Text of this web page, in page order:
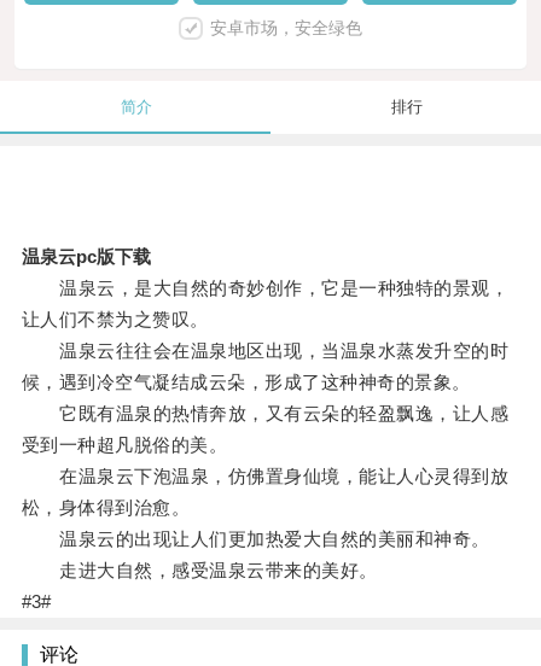
安卓市场，安全绿色
简介 排行
温泉云pc版下载
温泉云，是大自然的奇妙创作，它是一种独特的景观，
让人们不禁为之赞叹。
温泉云往往会在温泉地区出现，当温泉水蒸发升空的时
候，遇到冷空气凝结成云朵，形成了这种神奇的景象。
它既有温泉的热情奔放，又有云朵的轻盈飘逸，让人感
受到一种超凡脱俗的美。
在温泉云下泡温泉，仿佛置身仙境，能让人心灵得到放
松，身体得到治愈。
温泉云的出现让人们更加热爱大自然的美丽和神奇。
走进大自然，感受温泉云带来的美好。
#3#
评论